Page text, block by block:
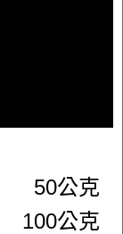
50公克
100公克